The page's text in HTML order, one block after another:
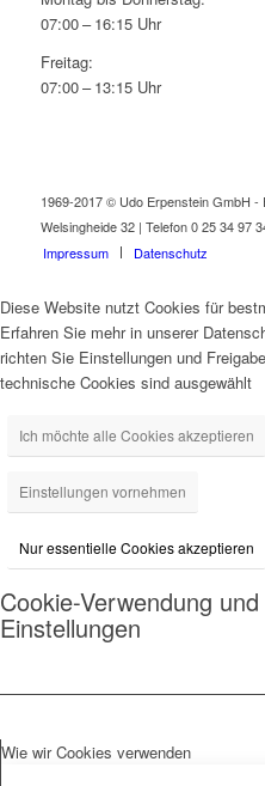
07:00 – 16:15 Uhr
Freitag:
07:00 – 13:15 Uhr
1969-2017 © Udo Erpenstein GmbH
Welsingheide 32 | Telefon 0 25 34 97
Impressum
Datenschutz
Diese Website nutzt Cookies für
Erfahren Sie mehr in unserer
richten Sie Einstellungen und
technische Cookies sind ausgewählt
Ich möchte alle Cookies akzeptieren
Einstellungen vornehmen
Nur essentielle Cookies akzeptieren
Cookie-Verwendung
Einstellungen
Wie wir Cookies verwenden